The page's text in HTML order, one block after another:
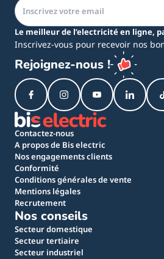
Le meilleur de l’electricité en ligne,
Inscrivez-vous pour recevoir nos
Rejoignez-nous !
Contactez-nous
A propos de Bis electric
Nos engagements clients
Conformité
Conditions générales de vente
Mentions légales
Recrutement
Nos conseils
Secteur domestique
Secteur tertiaire
Secteur industriel